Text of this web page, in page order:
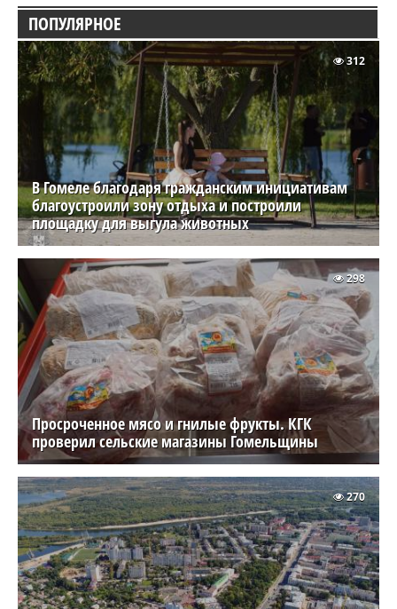
ПОПУЛЯРНОЕ
В Гомеле благодаря гражданским инициативам
благоустроили зону отдыха и построили
площадку для выгула животных
312
Просроченное мясо и гнилые фрукты. КГК
проверил сельские магазины Гомельщины
298
270